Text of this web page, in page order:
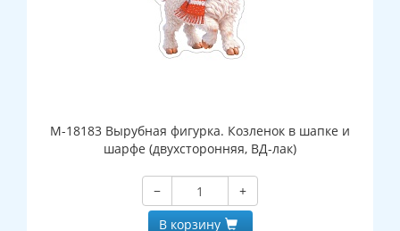
М-18183 Вырубная фигурка. Козленок в шапке и
шарфе (двухсторонняя, ВД-лак)
−
+
В корзину